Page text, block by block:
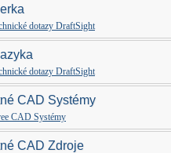
dotazy DraftSight
dotazy DraftSight
CAD Systémy
CAD Systémy
CAD Zdroje